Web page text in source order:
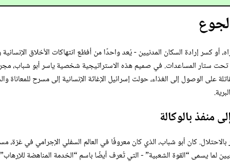
أو كسر إرادة السكان المدنيين - يُعد واحدًا من أفظع انتهاكات الأخلاق
تحت ستار المساعدات. في صميم هذه الاستراتيجية شخصية ياسر أبو شباب،
على الوصول إلى الغذاء، حولت إسرائيل الإغاثة الإنسانية إلى مسرح
منفذ بالوكالة
لما يسمى “القوة الشعبية” - التي تُعرف أيضًا باسم “الخدمة المناهضة